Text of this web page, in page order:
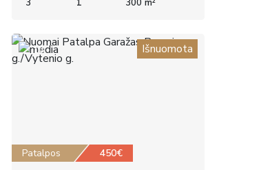
10 Išnuomota
Patalpos 450€